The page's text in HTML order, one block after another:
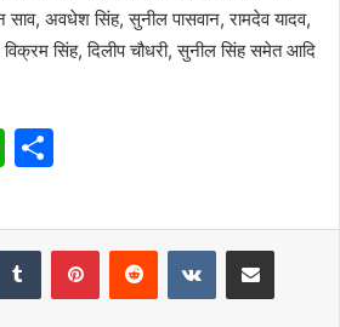
साव, अवधेश सिंह, सुनील पासवान, रामदेव यादव,
सिंह, दिलीप चौधरी, सुनील सिंह समेत आदि
W
at
s
A
ar
e
Tumblr PinterestReddit VKontakteShare via Email